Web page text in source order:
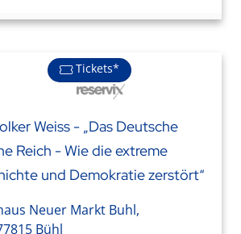
Tickets*
Weiss - „Das Deutsche
Reich - Wie die extreme
und Demokratie zerstört“
Neuer Markt Buhl,
Bühl